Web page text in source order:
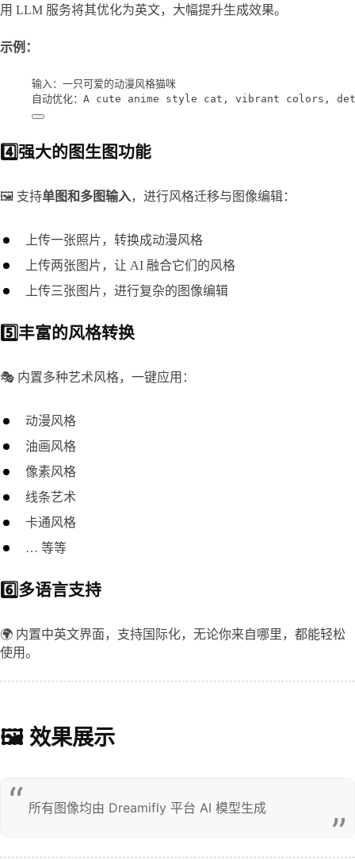
用 LLM 服务将其优化为英文，大幅提升生成效果。
示例：
输入：一只可爱的动漫风格猫咪
自动优化：A cute anime style cat, vibrant colors,
4️⃣强大的图生图功能
🖼️ 支持单图和多图输入，进行风格迁移与图像编辑：
上传一张照片，转换成动漫风格
上传两张图片，让 AI 融合它们的风格
上传三张图片，进行复杂的图像编辑
5️⃣丰富的风格转换
🎭 内置多种艺术风格，一键应用：
动漫风格
油画风格
像素风格
线条艺术
卡通风格
… 等等
6️⃣多语言支持
🌍 内置中英文界面，支持国际化，无论你来自哪里，都能轻松
使用。
🖼️ 效果展示
所有图像均由 Dreamifly 平台 AI 模型生成